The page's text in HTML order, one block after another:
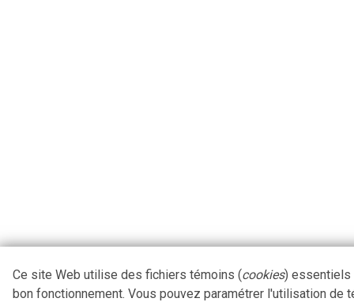
Ce site Web utilise des fichiers témoins (cookies) essentiels
bon fonctionnement. Vous pouvez paramétrer l'utilisation de